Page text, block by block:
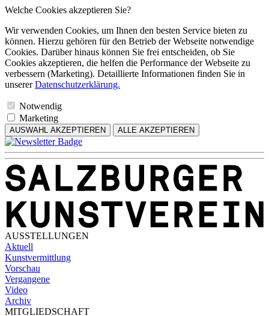
Welche Cookies akzeptieren Sie?
Wir verwenden Cookies, um Ihnen den besten Service bieten zu
können. Hierzu gehören für den Betrieb der Webseite notwendige
Cookies. Darüber hinaus können Sie frei entscheiden, ob Sie
Cookies akzeptieren, die helfen die Performance der Webseite zu
verbessern (Marketing). Detaillierte Informationen finden Sie in
unsererDatenschutzerklärung.
Notwendig
Marketing
AUSWAHL AKZEPTIEREN ALLE AKZEPTIEREN
AUSSTELLUNGEN
Aktuell
Kunstvermittlung
Vorschau
Vergangene
Video
Archiv
MITGLIEDSCHAFT